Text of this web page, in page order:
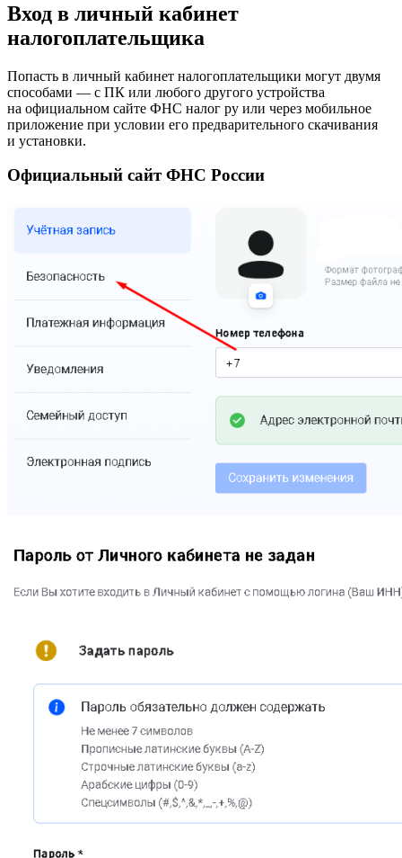
Вход в личный кабинет
налогоплательщика
Попасть в личный кабинет налогоплательщики могут двумя
способами — с ПК или любого другого устройства
на официальном сайте ФНС налог ру или через мобильное
приложение при условии его предварительного скачивания
и установки.
Официальный сайт ФНС России